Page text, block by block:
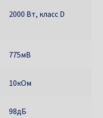
2000 Вт, класс D
775мВ
10кОм
98дБ